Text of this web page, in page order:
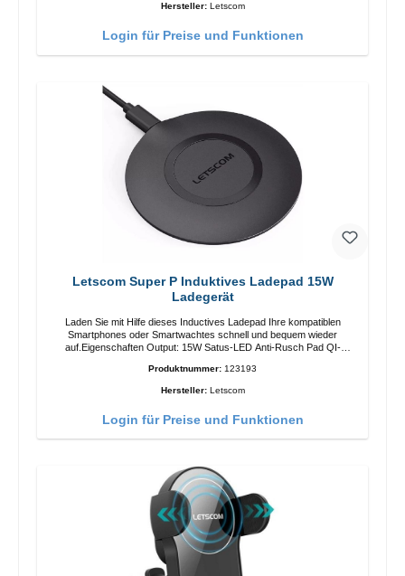
Hersteller: Letscom
Login für Preise und Funktionen
Letscom Super P Induktives Ladepad 15W
Ladegerät
Laden Sie mit Hilfe dieses Inductives Ladepad Ihre kompatiblen
Smartphones oder Smartwachtes schnell und bequem wieder
auf.Eigenschaften Output: 15W Satus-LED Anti-Rusch Pad QI-
Kabel
Produktnummer: 123193
Hersteller: Letscom
Login für Preise und Funktionen